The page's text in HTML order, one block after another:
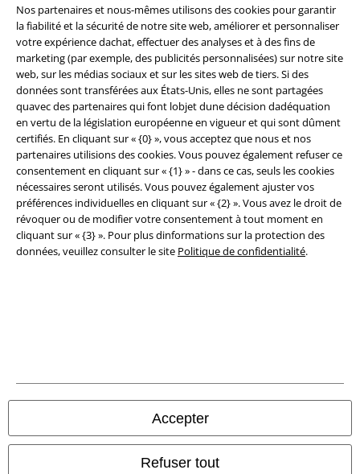
Nos partenaires et nous-mêmes utilisons des cookies pour garantir
la fiabilité et la sécurité de notre site web, améliorer et personnaliser
votre expérience dachat, effectuer des analyses et à des fins de
marketing (par exemple, des publicités personnalisées) sur notre site
web, sur les médias sociaux et sur les sites web de tiers. Si des
données sont transférées aux États-Unis, elles ne sont partagées
quavec des partenaires qui font lobjet dune décision dadéquation
en vertu de la législation européenne en vigueur et qui sont dûment
certifiés. En cliquant sur « {0} », vous acceptez que nous et nos
partenaires utilisions des cookies. Vous pouvez également refuser ce
consentement en cliquant sur « {1} » - dans ce cas, seuls les cookies
nécessaires seront utilisés. Vous pouvez également ajuster vos
préférences individuelles en cliquant sur « {2} ». Vous avez le droit de
révoquer ou de modifier votre consentement à tout moment en
cliquant sur « {3} ». Pour plus dinformations sur la protection des
données, veuillez consulter le site Politique de confidentialité.
Accepter
Refuser tout
Conditions générales
Éditeur
Clauses de confidentialité
Élimination des déchets et protection de l'environnement
Déclaration de Conformité
Informations sur l'accessibilité
Paramètres des Cookies
Boutiques en ligne EMP